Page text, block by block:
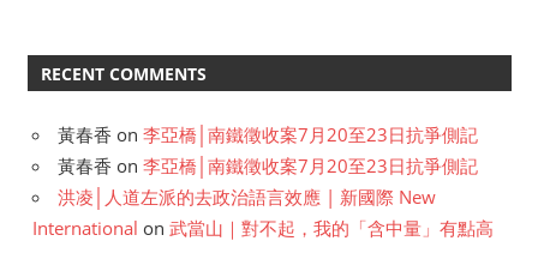
RECENT COMMENTS
黃春香 on 李亞橋│南鐵徵收案7月20至23日抗爭側記
黃春香 on 李亞橋│南鐵徵收案7月20至23日抗爭側記
洪凌│人道左派的去政治語言效應 | 新國際 New
International on 武當山｜對不起，我的「含中量」有點高